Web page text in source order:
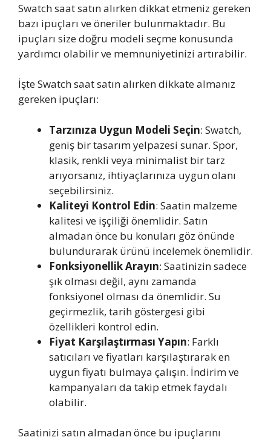
Swatch saat satın alırken dikkat etmeniz gereken
bazı ipuçları ve öneriler bulunmaktadır. Bu
ipuçları size doğru modeli seçme konusunda
yardımcı olabilir ve memnuniyetinizi artırabilir.
İşte Swatch saat satın alırken dikkate almanız
gereken ipuçları:
Tarzınıza Uygun Modeli Seçin: Swatch,
geniş bir tasarım yelpazesi sunar. Spor,
klasik, renkli veya minimalist bir tarz
arıyorsanız, ihtiyaçlarınıza uygun olanı
seçebilirsiniz.
Kaliteyi Kontrol Edin: Saatin malzeme
kalitesi ve işçiliği önemlidir. Satın
almadan önce bu konuları göz önünde
bulundurarak ürünü incelemek önemlidir.
Fonksiyonellik Arayın: Saatinizin sadece
şık olması değil, aynı zamanda
fonksiyonel olması da önemlidir. Su
geçirmezlik, tarih göstergesi gibi
özellikleri kontrol edin.
Fiyat Karşılaştırması Yapın: Farklı
satıcıları ve fiyatları karşılaştırarak en
uygun fiyatı bulmaya çalışın. İndirim ve
kampanyaları da takip etmek faydalı
olabilir.
Saatinizi satın almadan önce bu ipuçlarını